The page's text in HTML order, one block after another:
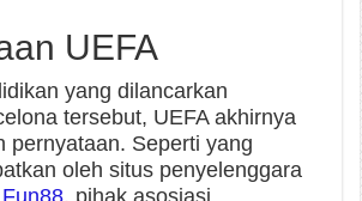
UEFA
yang dilancarkan
tersebut, UEFA akhirnya
pernyataan. Seperti yang
oleh situs penyelenggara
, pihak asosiasi